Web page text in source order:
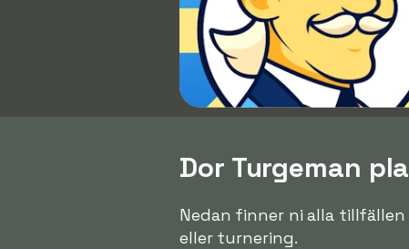
Dor Turgeman
Nedan finner ni alla
eller turnering.